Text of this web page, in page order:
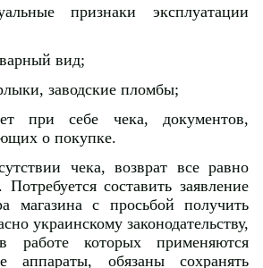
признаки эксплуатации
вид;
заводские пломбы;
при себе чека, документов,
о покупке.
чека, возврат все равно
составить заявление
магазина с просьбой получить
украинскому законодательству,
работе которых применяются
аппараты, обязаны сохранять